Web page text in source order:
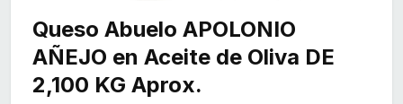
Queso Abuelo APOLONIO
AÑEJO en Aceite de Oliva DE
2,100 KG Aprox.